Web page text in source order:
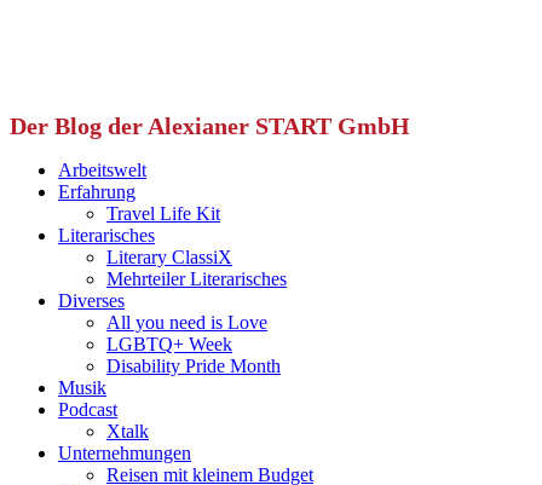
Der Blog der Alexianer START GmbH
Arbeitswelt
Erfahrung
Travel Life Kit
Literarisches
Literary ClassiX
Mehrteiler Literarisches
Diverses
All you need is Love
LGBTQ+ Week
Disability Pride Month
Musik
Podcast
Xtalk
Unternehmungen
Reisen mit kleinem Budget